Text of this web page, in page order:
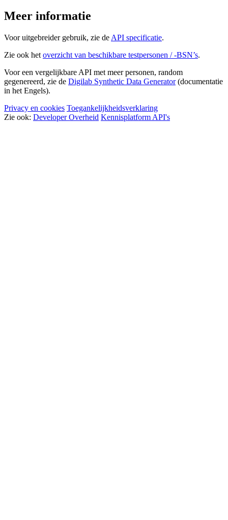
Meer informatie
Voor uitgebreider gebruik, zie de API specificatie.
Zie ook het overzicht van beschikbare testpersonen / -BSN’s.
Voor een vergelijkbare API met meer personen, random
gegenereerd, zie de Digilab Synthetic Data Generator(documentatie
in het Engels).
Privacy en cookies Toegankelijkheidsverklaring
Zie ook: Developer Overheid Kennisplatform API's